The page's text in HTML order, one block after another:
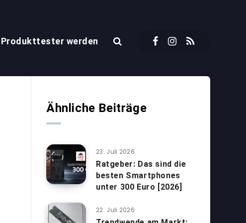
Produkttester werden
Ähnliche Beiträge
23. Juli 2026
Ratgeber: Das sind die
besten Smartphones
unter 300 Euro [2026]
22. Juli 2026